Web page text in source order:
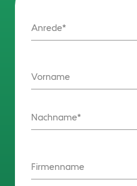
Anrede
Vorname
Nachname
Firmenname